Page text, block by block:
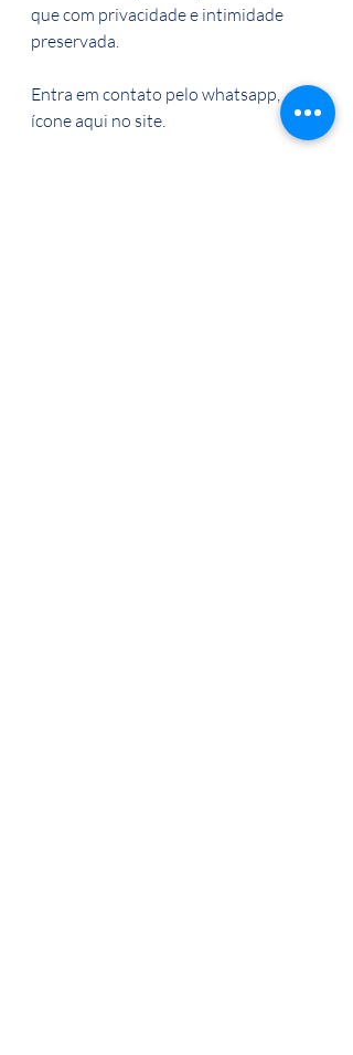
que com privacidade e intimidade
preservada.
Entra em contato pelo whatsapp,
ícone aqui no site.